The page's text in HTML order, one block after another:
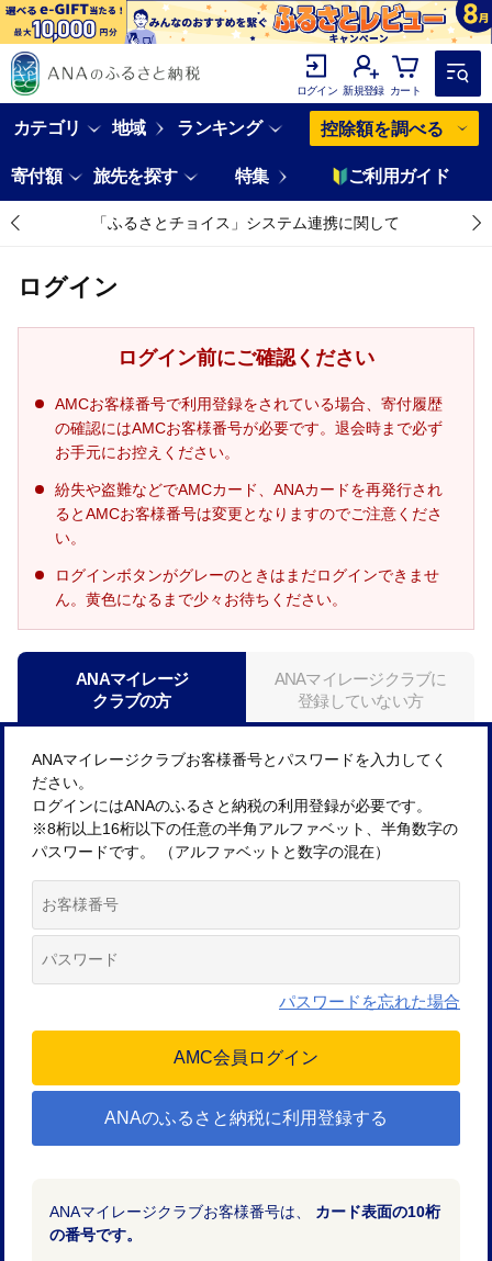
ログイン 新規登録 カート
カテゴリ 地域 ランキング 控除額を調べる
寄付額 旅先を探す 特集 ご利用ガイド
「ふるさとチョイス」システム連携に関して
ログイン
ログイン前にご確認ください
AMCお客様番号で利用登録をされている場合、寄付履歴
の確認にはAMCお客様番号が必要です。退会時まで必ず
お手元にお控えください。
紛失や盗難などでAMCカード、ANAカードを再発行され
るとAMCお客様番号は変更となりますのでご注意くださ
い。
ログインボタンがグレーのときはまだログインできませ
ん。黄色になるまで少々お待ちください。
ANAマイレージ
クラブの方
ANAマイレージクラブに
登録していない方
ANAマイレージクラブお客様番号とパスワードを入力してく
ださい。
ログインにはANAのふるさと納税の利用登録が必要です。
※8桁以上16桁以下の任意の半角アルファベット、半角数字の
パスワードです。 （アルファベットと数字の混在）
パスワードを忘れた場合
ANAのふるさと納税に利用登録する
ANAマイレージクラブお客様番号は、 カード表面の10桁
の番号です。